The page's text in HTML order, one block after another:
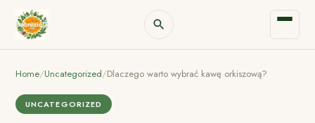
Home/Uncategorized/Dlaczego warto wybrać kawę orkiszową?
UNCATEGORIZED